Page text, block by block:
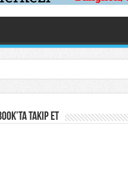
Takip Et